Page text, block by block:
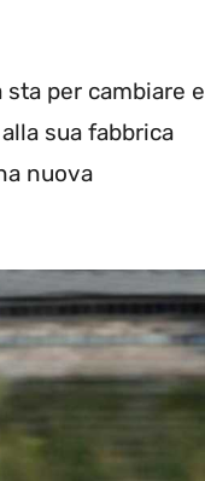
per cambiare e
sua fabbrica
nuova